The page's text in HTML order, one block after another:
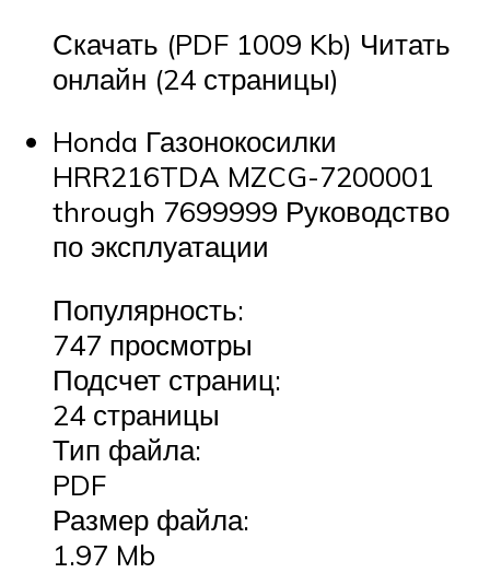
Скачать (PDF 1009 Kb) Читать
онлайн (24 страницы)
Honda Газонокосилки
HRR216TDA MZCG-7200001
through 7699999 Руководство
по эксплуатации
Популярность:
747 просмотры
Подсчет страниц:
24 страницы
Тип файла:
PDF
Размер файла:
1.97 Mb